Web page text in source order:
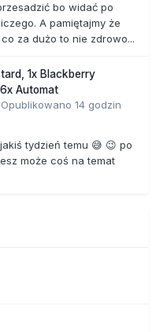
bo widać po
A pamiętajmy że
za dużo to nie zdrowo...
1x Blackberry
Automat
Opublikowano 14 godzin
tydzień temu 😅 😉 po
może coś na temat